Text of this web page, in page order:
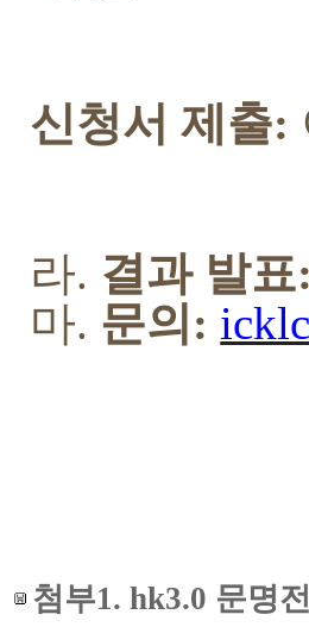
신청서 제출:
라. 결과 발표
마. 문의:
첨부1. hk3.0 문명